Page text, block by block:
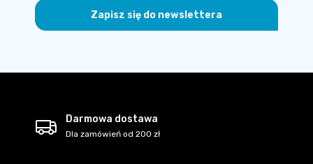
Zapisz się do newslettera
Darmowa dostawa
Dla zamówień od 200 zł